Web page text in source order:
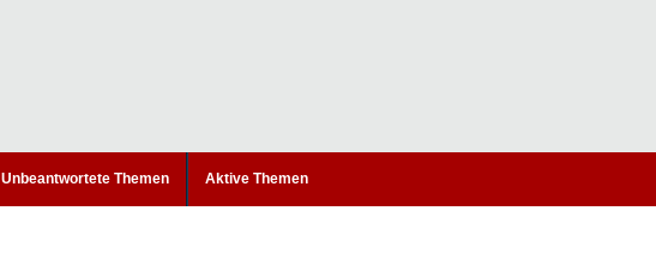
Unbeantwortete Themen Aktive Themen